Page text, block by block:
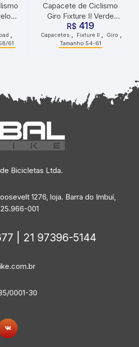
61
Capacete de Ciclismo
Giro Fixture II Verde
Metálico
R$ 419
Capacetes Fixture II Giro
Tamanho 54-61
Bicicletas Ltda.
1276, loja. Barra do Imbuí,
001
| 21 97396-5144
0001-30